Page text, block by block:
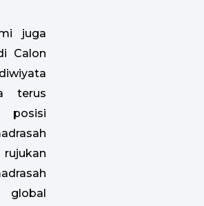
juga
Calon
terus
posisi